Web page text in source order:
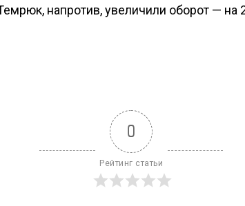
напротив, увеличили оборот — на
0
Рейтинг статьи